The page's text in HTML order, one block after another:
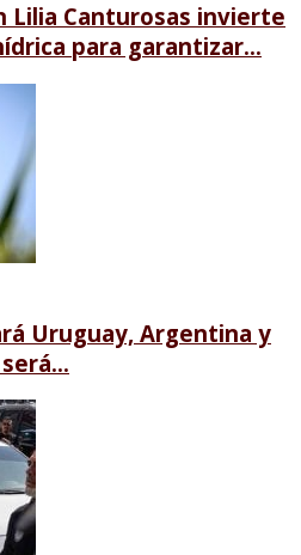
Lilia Canturosas invierte
para garantizar...
Uruguay, Argentina y